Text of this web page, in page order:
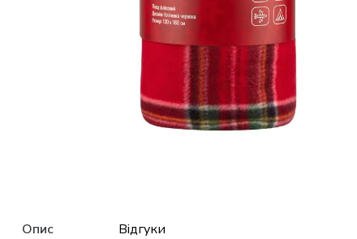
Опис Відгуки